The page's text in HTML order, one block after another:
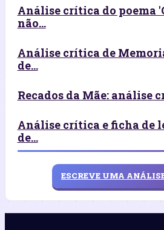
Análise crítica do poema
não...
Análise crítica de
de...
Recados da Mãe: análise
Análise crítica e ficha de
de...
ESCREVE UMA